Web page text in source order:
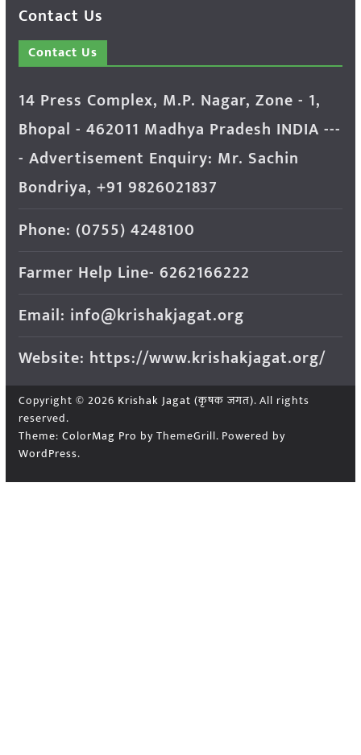
Contact Us
Contact Us
14 Press Complex, M.P. Nagar, Zone - 1,
Bhopal - 462011 Madhya Pradesh INDIA ---
- Advertisement Enquiry: Mr. Sachin
Bondriya, +91 9826021837
Phone: (0755) 4248100
Farmer Help Line- 6262166222
Email: info@krishakjagat.org
Website: https://www.krishakjagat.org/
Copyright © 2026 Krishak Jagat (कृषक जगत). All rights
reserved.
Theme: ColorMag Pro by ThemeGrill. Powered by
WordPress.